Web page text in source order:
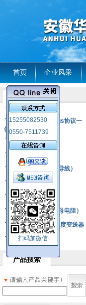
首页 企业风采
15255082530
0550-7511739
扫码加微信
产品列表
风电温度传感器
RS485通讯modbus协议一
体化现场智能仪表
热电偶
热电偶补偿电缆（导线）
振动传感器
热电阻
铂热电阻元件（云母电阻）
SBW系列一体化温度变送器
双金属温度计
产品搜索